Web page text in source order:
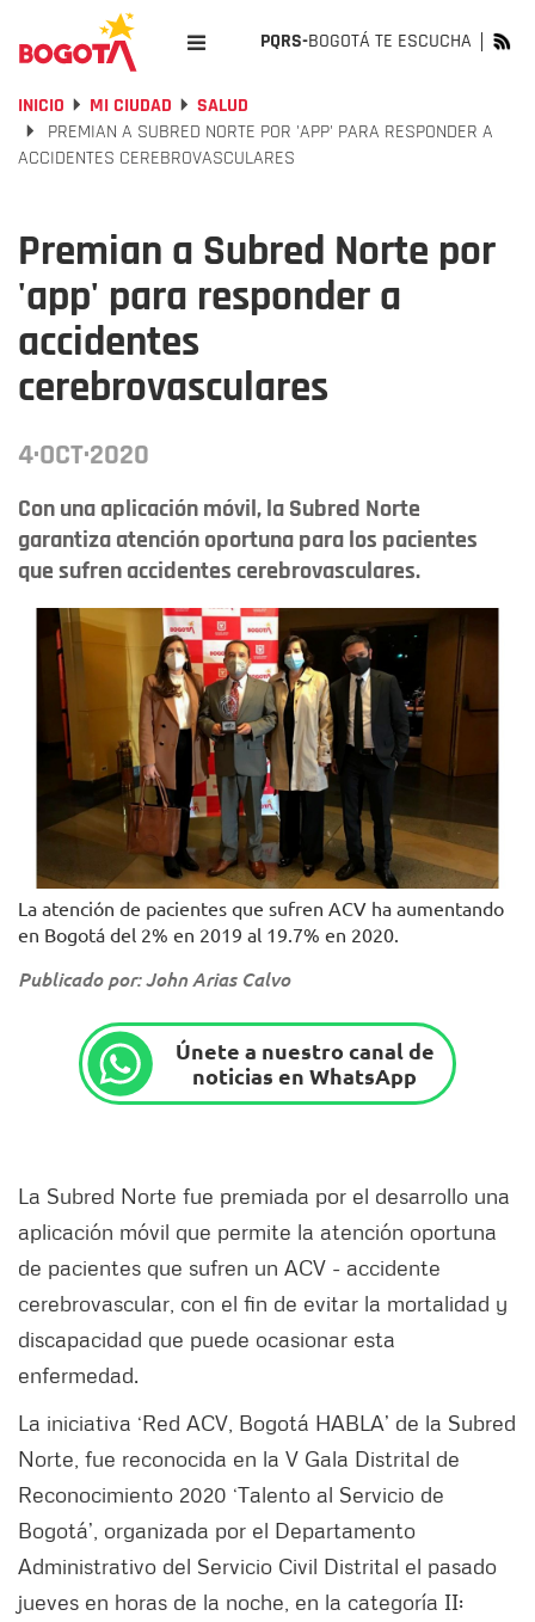
PQRS-BOGOTÁ TE ESCUCHA
INICIO MI CIUDAD
SALUD
PREMIAN A SUBRED NORTE POR 'APP' PARA RESPONDER A
ACCIDENTES CEREBROVASCULARES
Premian a Subred Norte por
'app' para responder a
accidentes
cerebrovasculares
4·OCT·2020
Con una aplicación móvil, la Subred Norte
garantiza atención oportuna para los pacientes
que sufren accidentes cerebrovasculares.
La atención de pacientes que sufren ACV ha aumentando
en Bogotá del 2% en 2019 al 19.7% en 2020.
Publicado por: John Arias Calvo
Únete a nuestro canal de
noticias en WhatsApp
La Subred Norte fue premiada por el desarrollo una
aplicación móvil que permite la atención oportuna
de pacientes que sufren un ACV - accidente
cerebrovascular, con el fin de evitar la mortalidad y
discapacidad que puede ocasionar esta
enfermedad.
La iniciativa ‘Red ACV, Bogotá HABLA’ de la Subred
Norte, fue reconocida en la V Gala Distrital de
Reconocimiento 2020 ‘Talento al Servicio de
Bogotá’, organizada por el Departamento
Administrativo del Servicio Civil Distrital el pasado
jueves en horas de la noche, en la categoría II: